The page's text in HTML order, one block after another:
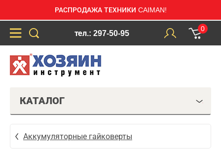
РАСПРОДАЖА ТЕХНИКИ CAIMAN!
тел.: 297-50-95
0
КАТАЛОГ
Аккумуляторные гайковерты